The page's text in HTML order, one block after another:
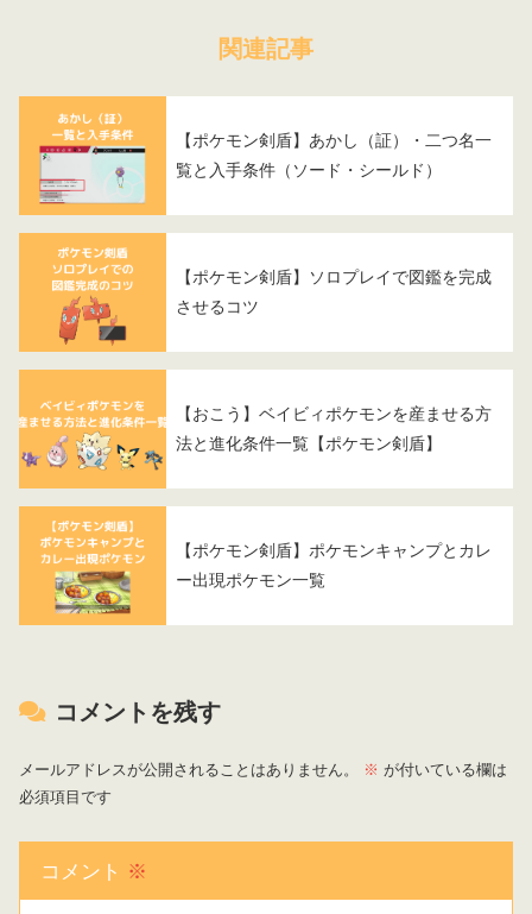
関連記事
【ポケモン剣盾】あかし（証）・二つ名一
覧と入手条件（ソード・シールド）
【ポケモン剣盾】ソロプレイで図鑑を完成
させるコツ
【おこう】ベイビィポケモンを産ませる方
法と進化条件一覧【ポケモン剣盾】
【ポケモン剣盾】ポケモンキャンプとカレ
ー出現ポケモン一覧
コメントを残す
メールアドレスが公開されることはありません。 ※ が付いている欄は
必須項目です
コメント ※